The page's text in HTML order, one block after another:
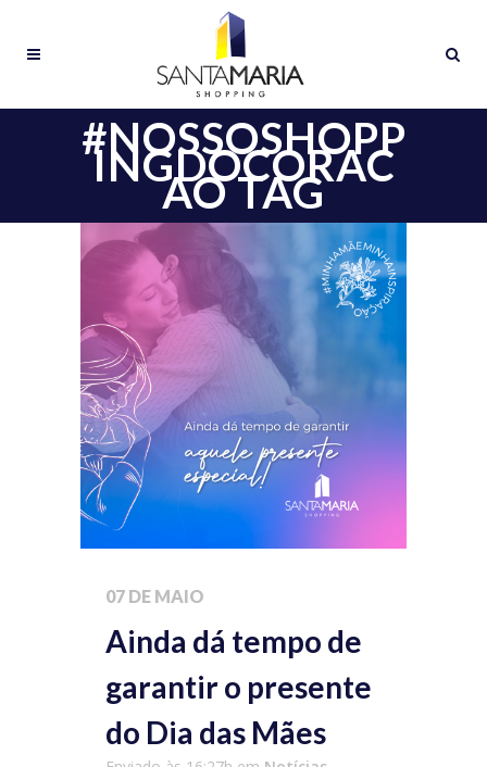
#NOSSOSHOPP
INGDOCORAC
AO TAG
07 DE MAIO
Ainda dá tempo de
garantir o presente
do Dia das Mães